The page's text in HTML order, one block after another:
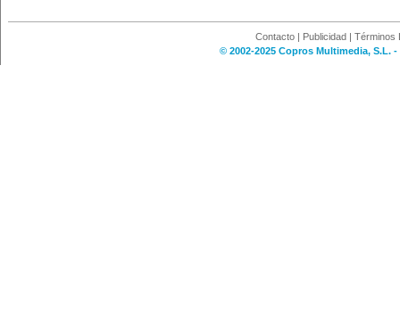
Contacto | Publicidad | Términos
© 2002-2025 Copros Multimedia, S.L.